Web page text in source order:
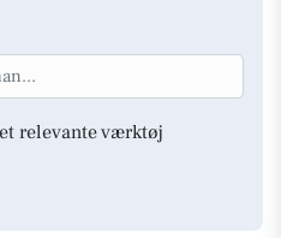
relevante værktøj